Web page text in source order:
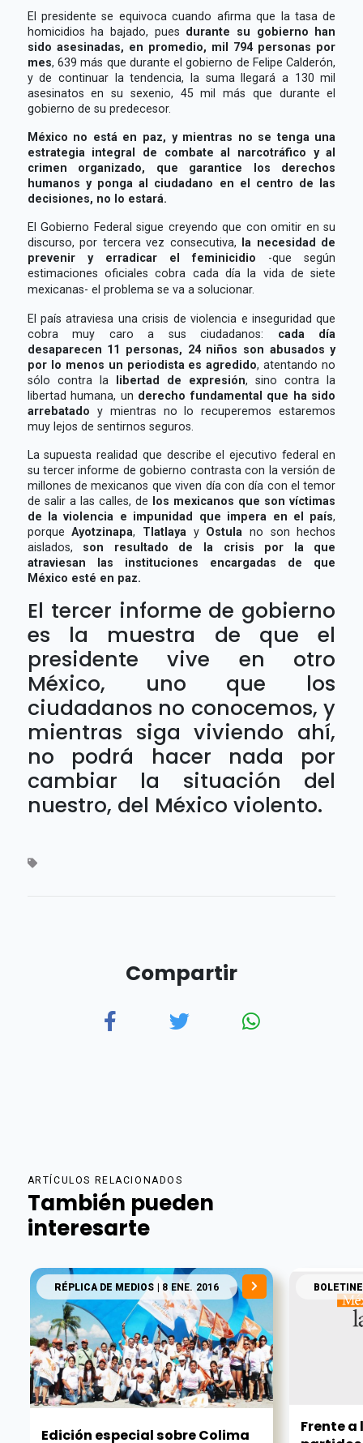
El presidente se equivoca cuando afirma que la tasa de
homicidios ha bajado, pues durante su gobierno han
sido asesinadas, en promedio, mil 794 personas por
mes, 639 más que durante el gobierno de Felipe Calderón,
y de continuar la tendencia, la suma llegará a 130 mil
asesinatos en su sexenio, 45 mil más que durante el
gobierno de su predecesor.
México no está en paz, y mientras no se tenga una
estrategia integral de combate al narcotráfico y al
crimen organizado, que garantice los derechos
humanos y ponga al ciudadano en el centro de las
decisiones, no lo estará.
El Gobierno Federal sigue creyendo que con omitir en su
discurso, por tercera vez consecutiva, la necesidad de
prevenir y erradicar el feminicidio -que según
estimaciones oficiales cobra cada día la vida de siete
mexicanas- el problema se va a solucionar.
El país atraviesa una crisis de violencia e inseguridad que
cobra muy caro a sus ciudadanos: cada día
desaparecen 11 personas, 24 niños son abusados y
por lo menos un periodista es agredido, atentando no
sólo contra la libertad de expresión, sino contra la
libertad humana, un derecho fundamental que ha sido
arrebatado y mientras no lo recuperemos estaremos
muy lejos de sentirnos seguros.
La supuesta realidad que describe el ejecutivo federal en
su tercer informe de gobierno contrasta con la versión de
millones de mexicanos que viven día con día con el temor
de salir a las calles, de los mexicanos que son víctimas
de la violencia e impunidad que impera en el país,
porqueAyotzinapa, Tlatlaya y Ostula no son hechos
aislados, son resultado de la crisis por la que
atraviesan las instituciones encargadas de que
México esté en paz.
El tercer informe de gobierno
es la muestra de que el
presidente vive en otro
México, uno que los
ciudadanos no conocemos, y
mientras siga viviendo ahí,
no podrá hacer nada por
cambiar la situación del
nuestro, del México violento.
Compartir
ARTÍCULOS RELACIONADOS
También pueden
interesarte
RÉPLICA DE MEDIOS | 8 ENE. 2016
Edición especial sobre Colima
Frente a